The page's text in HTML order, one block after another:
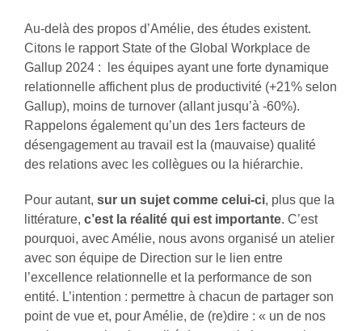
Au-delà des propos d’Amélie, des études existent.
Citons le rapport State of the Global Workplace de
Gallup 2024 : les équipes ayant une forte dynamique
relationnelle affichent plus de productivité (+21% selon
Gallup), moins de turnover (allant jusqu’à -60%).
Rappelons également qu’un des 1ers facteurs de
désengagement au travail est la (mauvaise) qualité
des relations avec les collègues ou la hiérarchie.
Pour autant, sur un sujet comme celui-ci, plus que la
littérature, c’est la réalité qui est importante. C’est
pourquoi, avec Amélie, nous avons organisé un atelier
avec son équipe de Direction sur le lien entre
l’excellence relationnelle et la performance de son
entité. L’intention : permettre à chacun de partager son
point de vue et, pour Amélie, de (re)dire : « un de nos